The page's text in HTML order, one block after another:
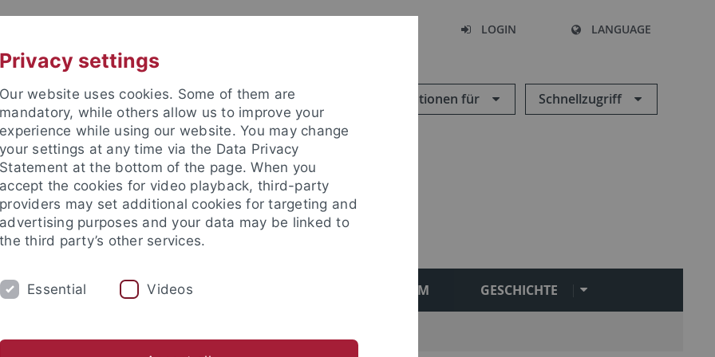
LOGIN LANGUAGE
Informationen für Schnellzugriff
Astrophysik
COMPUTATIONAL PHYSICS STUDIUM GESCHICHTE
Privacy settings
Our website uses cookies. Some of them are
mandatory, while others allow us to improve your
experience while using our website. You may change
your settings at any time via the Data Privacy
Statement at the bottom of the page. When you
accept the cookies for video playback, third-party
providers may set additional cookies for targeting and
advertising purposes and your data may be linked to
the third party’s other services.
Essential Videos